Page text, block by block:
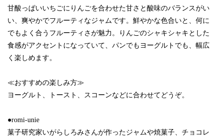
甘酸っぱいいちごにりんごを合わせた甘さと酸味のバランスがい
い、爽やかでフルーティなジャムです。鮮やかな色合いと、何に
でもよく合うフルーティさが魅力。りんごのシャキシャキとした
食感がアクセントになっていて、パンでもヨーグルトでも、幅広
く楽しめます。
≪おすすめの楽しみ方≫
ヨーグルト、トースト、スコーンなどに合わせてどうぞ。
●romi-unie
菓子研究家いがらしろみさんが作ったジャムや焼菓子、チョコレ